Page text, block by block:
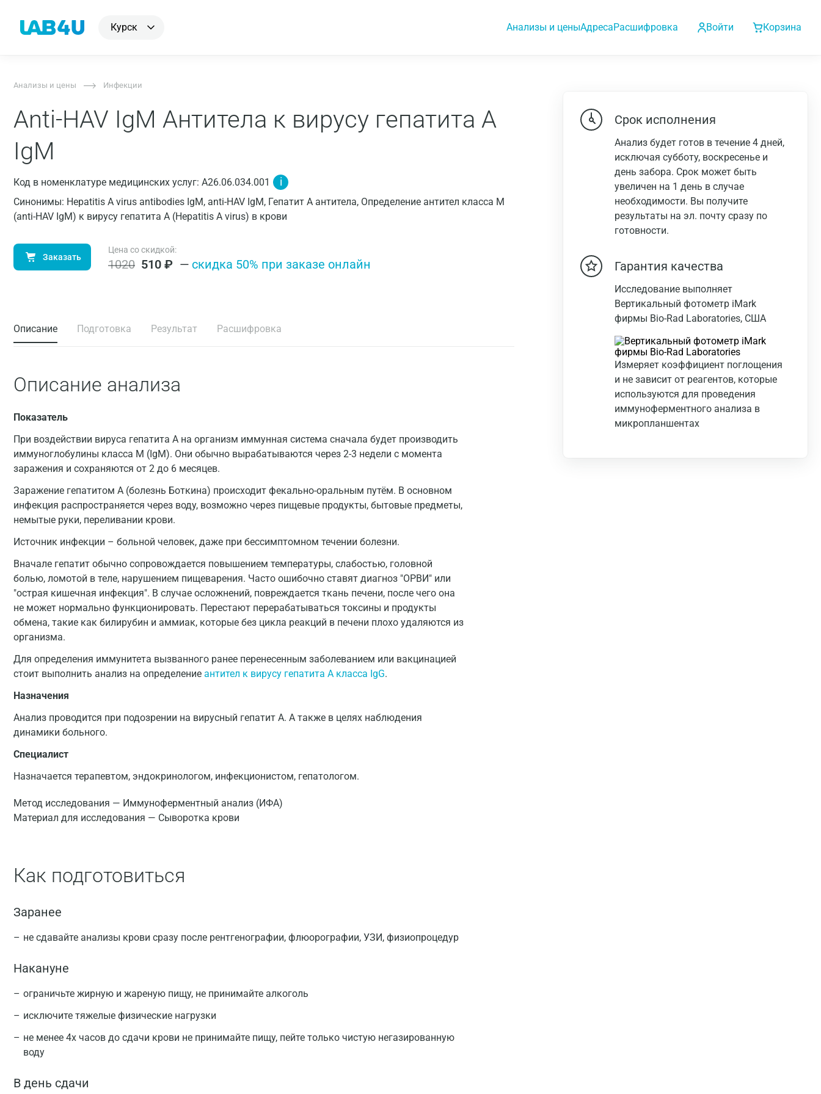
Курск Анализы и ценыАдресаРасшифровка Войти Корзина
Анализы и цены Инфекции
Anti-HAV IgM Антитела к вирусу гепатита А
IgM
Код в номенклатуре медицинских услуг: A26.06.034.001 i
Синонимы: Hepatitis A virus antibodies IgM, anti-HAV IgM, Гепатит A антитела, Определение антител класса M
(anti-HAV IgM) к вирусу гепатита A (Hepatitis A virus) в крови
Заказать
Цена со скидкой:
1020 510 ₽ — cкидка 50% при заказе онлайн
Описание Подготовка Результат Расшифровка
Описание анализа
Показатель
При воздействии вируса гепатита А на организм иммунная система сначала будет производить
иммуноглобулины класса М (IgM). Они обычно вырабатываются через 2-3 недели с момента
заражения и сохраняются от 2 до 6 месяцев.
Заражение гепатитом А (болезнь Боткина) происходит фекально-оральным путём. В основном
инфекция распространяется через воду, возможно через пищевые продукты, бытовые предметы,
немытые руки, переливании крови.
Источник инфекции – больной человек, даже при бессимптомном течении болезни.
Вначале гепатит обычно сопровождается повышением температуры, слабостью, головной
болью, ломотой в теле, нарушением пищеварения. Часто ошибочно ставят диагноз "ОРВИ" или
"острая кишечная инфекция". В случае осложнений, повреждается ткань печени, после чего она
не может нормально функционировать. Перестают перерабатываться токсины и продукты
обмена, такие как билирубин и аммиак, которые без цикла реакций в печени плохо удаляются из
организма.
Для определения иммунитета вызванного ранее перенесенным заболеванием или вакцинацией
стоит выполнить анализ на определение антител к вирусу гепатита A класса IgG.
Назначения
Анализ проводится при подозрении на вирусный гепатит А. А также в целях наблюдения
динамики больного.
Специалист
Назначается терапевтом, эндокринологом, инфекционистом, гепатологом.
Метод исследования — Иммуноферментный анализ (ИФА)
Материал для исследования — Сыворотка крови
Как подготовиться
Заранее
не сдавайте анализы крови сразу после рентгенографии, флюорографии, УЗИ, физиопроцедур
Накануне
ограничьте жирную и жареную пищу, не принимайте алкоголь
исключите тяжелые физические нагрузки
не менее 4х часов до сдачи крови не принимайте пищу, пейте только чистую негазированную
воду
В день сдачи
Срок исполнения
Анализ будет готов в течение 4 дней,
исключая субботу, воскресенье и
день забора. Срок может быть
увеличен на 1 день в случае
необходимости. Вы получите
результаты на эл. почту сразу по
готовности.
Гарантия качества
Исследование выполняет
Вертикальный фотометр iMark
фирмы Bio-Rad Laboratories, США
Измеряет коэффициент поглощения
и не зависит от реагентов, которые
используются для проведения
иммуноферментного анализа в
микропланшентах